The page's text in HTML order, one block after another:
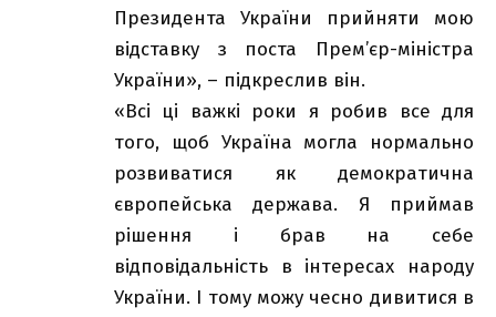
Президента України прийняти мою
відставку з поста Прем’єр-міністра
України», – підкреслив він.
«Всі ці важкі роки я робив все для
того, щоб Україна могла нормально
розвиватися як демократична
європейська держава. Я приймав
рішення і брав на себе
відповідальність в інтересах народу
України. І тому можу чесно дивитися в